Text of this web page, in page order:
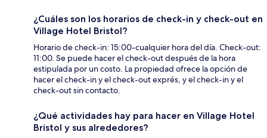
¿Cuáles son los horarios de check-in y check-out en
Village Hotel Bristol?
Horario de check-in: 15:00-cualquier hora del día. Check-out:
11:00. Se puede hacer el check-out después de la hora
estipulada por un costo. La propiedad ofrece la opción de
hacer el check-in y el check-out exprés, y el check-in y el
check-out sin contacto.
¿Qué actividades hay para hacer en Village Hotel
Bristol y sus alrededores?